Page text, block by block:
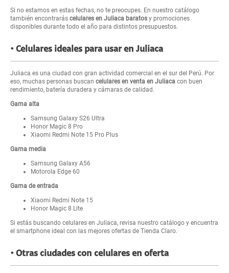
Si no estamos en estas fechas, no te preocupes. En nuestro catálogo
también encontrarás celulares en Juliaca baratos y promociones
disponibles durante todo el año para distintos presupuestos.
Celulares ideales para usar en Juliaca
Juliaca es una ciudad con gran actividad comercial en el sur del Perú. Por
eso, muchas personas buscan celulares en venta en Juliaca con buen
rendimiento, batería duradera y cámaras de calidad.
Gama alta
Samsung Galaxy S26 Ultra
Honor Magic 8 Pro
Xiaomi Redmi Note 15 Pro Plus
Gama media
Samsung Galaxy A56
Motorola Edge 60
Gama de entrada
Xiaomi Redmi Note 15
Honor Magic 8 Lite
Si estás buscando celulares en Juliaca, revisa nuestro catálogo y encuentra
el smartphone ideal con las mejores ofertas de Tienda Claro.
Otras ciudades con celulares en oferta